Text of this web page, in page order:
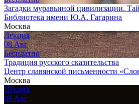
Загадки муравьиной цивилизации.
Библиотека имени Ю.А. Гагарина
Москва
Лекция
08 Авг
Бесплатно
Традиция русского сказительства
Центр славянской письменности
Москва
Лекция
08 Авг